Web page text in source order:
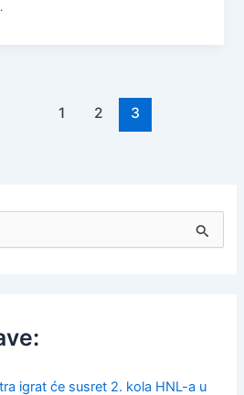
1 2 3
igrat će susret 2. kola HNL-a u